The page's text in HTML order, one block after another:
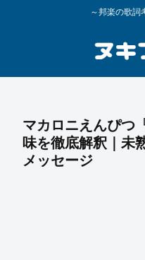
～邦楽の歌詞
マカロニえんぴつ
味を徹底解釈｜未
メッセージ